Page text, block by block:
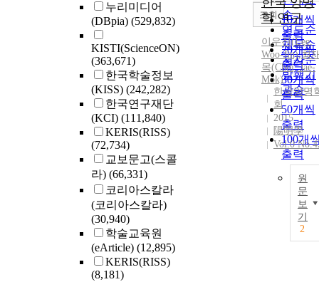
누리미디어
(DBpia) (529,832)
KISTI(ScienceON)
(363,671)
한국학술정보
(KISS) (242,282)
한국연구재단
(KCI) (111,840)
KERIS(RISS)
(72,734)
교보문고(스콜
라) (66,331)
코리아스칼라
(코리아스칼라)
(30,940)
학술교육원
(eArticle) (12,895)
KERIS(RISS)
(8,181)
순
연도순
제목순
저자순
발행기
관순
10개씩
출력
20개씩
출력
30개씩
출력
50개씩
출력
100개
출력
조회
학 연구
이우진(Lee,
Woo-Jin),최
목(Choi, Jae-
Mok)
한국양명
회
2015
陽明學
Vol.0
원
문
보
기
2